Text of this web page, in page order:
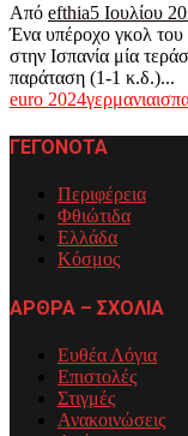
Από efthia5 Ιουλίου
Ένα υπέροχο γκολ του
στην Ισπανία μία
παράταση (1-1 κ.δ.)...
euro 2024γερμανια
ΓΕΓΟΝΟΤΑ
Περιφέρεια
Φθιώτιδα
Ελλάδα
Κόσμος
ΑΡΘΡΑ – ΣΧΟΛΙΑ
Ευθέα Λόγια
Επιστολές
Στιγμές
Ανακοινώσεις